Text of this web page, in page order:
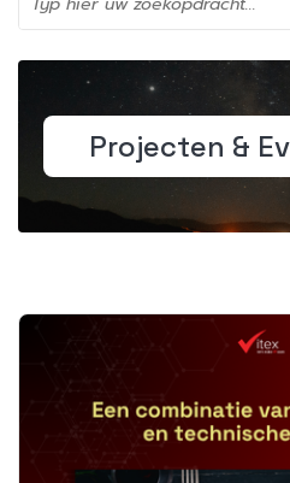
Projecten &